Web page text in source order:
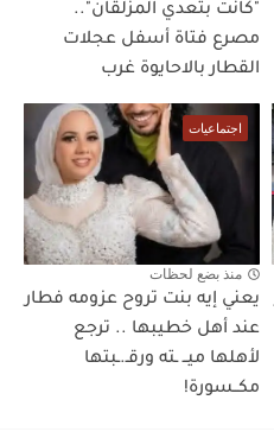
"كانت بتعدي المزلقان"..
مصرع فتاة أسفل عجلات
القطار بالاحايوة غرب
اجتماعيات
منذ بضع لحظات
يعني إيه بنت تروح عزومه فطار
عند أهل خطيبها .. ترجع
لأهلها ميــ ـته ورقـ.ـبتها
مكــسورة!